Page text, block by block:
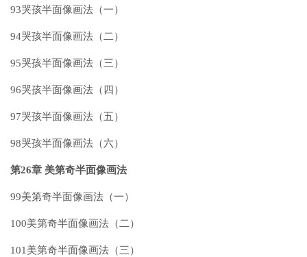
93哭孩半面像画法（一）
94哭孩半面像画法（二）
95哭孩半面像画法（三）
96哭孩半面像画法（四）
97哭孩半面像画法（五）
98哭孩半面像画法（六）
第26章 美第奇半面像画法
99美第奇半面像画法（一）
100美第奇半面像画法（二）
101美第奇半面像画法（三）